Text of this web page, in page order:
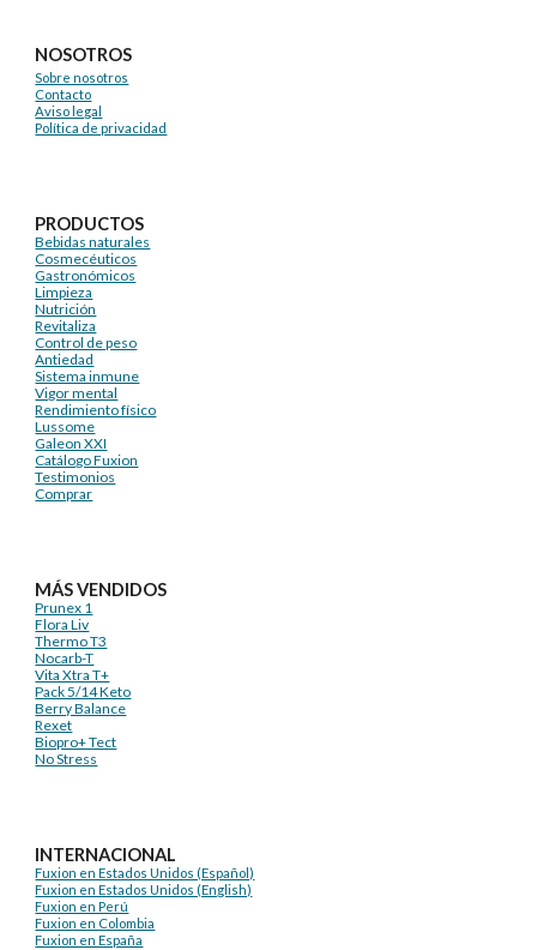
NOSOTROS
Sobre nosotros
Contacto
Aviso legal
Política de privacidad
PRODUCTOS
Bebidas naturales
Cosmecéuticos
Gastronómicos
Limpieza
Nutrición
Revitaliza
Control de peso
Antiedad
Sistema inmune
Vigor mental
Rendimiento físico
Lussome
Galeon XXI
Catálogo Fuxion
Testimonios
Comprar
MÁS VENDIDOS
Prunex 1
Flora Liv
Thermo T3
Nocarb-T
Vita Xtra T+
Pack 5/14 Keto
Berry Balance
Rexet
Biopro+ Tect
No Stress
INTERNACIONAL
Fuxion en Estados Unidos (Español)
Fuxion en Estados Unidos (English)
Fuxion en Perú
Fuxion en Colombia
Fuxion en España